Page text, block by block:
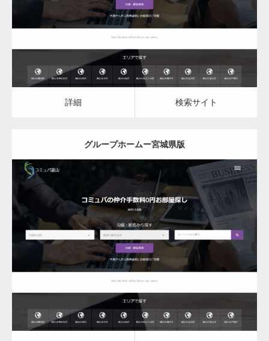
詳細 検索サイト
詳細 検索サイト
グループホームー宮城県版
更新日： 2023.03.09
グループホーム
詳細 検索サイト